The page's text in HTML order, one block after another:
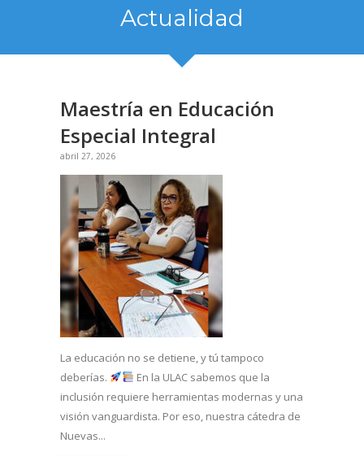
Actualidad
Maestría en Educación
Especial Integral
abril 27, 2026
La educación no se detiene, y tú tampoco
deberías.
En la ULAC sabemos que la
inclusión requiere herramientas modernas y una
visión vanguardista. Por eso, nuestra cátedra de
Nuevas...